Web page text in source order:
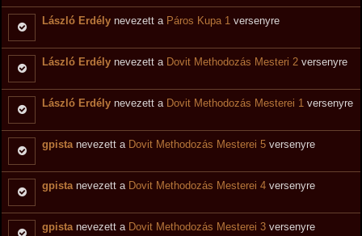
László Erdély nevezett a Páros Kupa 1 versenyre
László Erdély nevezett a Dovit Methodozás Mesteri 2 versenyre
László Erdély nevezett a Dovit Methodozás Mesterei 1 versenyre
gpistanevezett a Dovit Methodozás Mesterei 5 versenyre
gpistanevezett a Dovit Methodozás Mesterei 4 versenyre
gpistanevezett a Dovit Methodozás Mesterei 3 versenyre